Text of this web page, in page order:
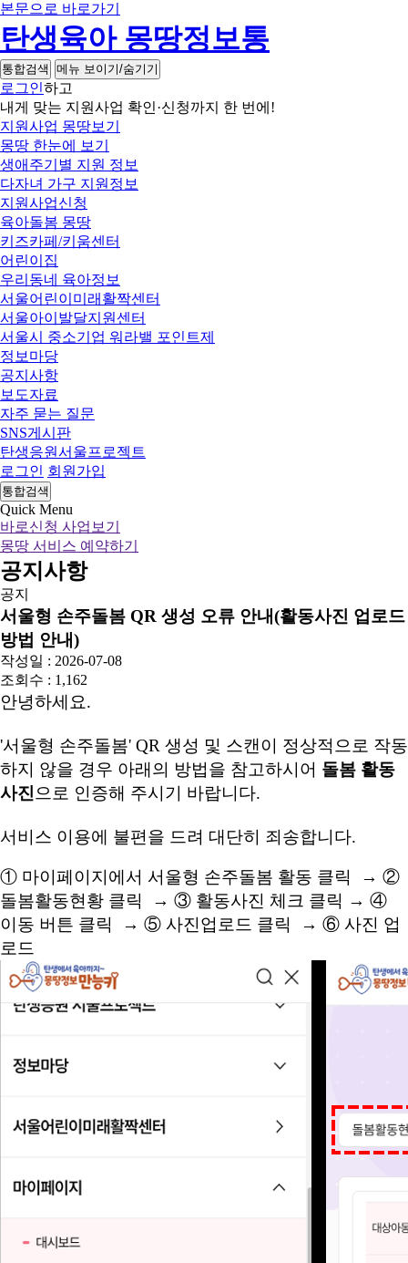
본문으로 바로가기
탄생육아 몽땅정보통
통합검색 메뉴 보이기/숨기기
로그인하고
내게 맞는 지원사업 확인·신청까지 한 번에!
지원사업 몽땅보기
몽땅 한눈에 보기
생애주기별 지원 정보
다자녀 가구 지원정보
지원사업신청
육아돌봄 몽땅
키즈카페/키움센터
어린이집
우리동네 육아정보
서울어린이미래활짝센터
서울아이발달지원센터
서울시 중소기업 워라밸 포인트제
정보마당
공지사항
보도자료
자주 묻는 질문
SNS게시판
탄생응원서울프로젝트
로그인 회원가입
통합검색
Quick Menu
바로신청 사업보기
몽땅 서비스 예약하기
공지사항
공지
서울형 손주돌봄 QR 생성 오류 안내(활동사진 업로드
방법 안내)
작성일 : 2026-07-08
조회수 : 1,162
안녕하세요.
'서울형 손주돌봄' QR 생성 및 스캔이 정상적으로 작동
하지 않을 경우 아래의 방법을 참고하시어 돌봄 활동
사진 으로 인증해 주시기 바랍니다.
서비스 이용에 불편을 드려 대단히 죄송합니다.
① 마이페이지에서 서울형 손주돌봄 활동 클릭 → ②
돌봄활동현황 클릭 → ③ 활동사진 체크 클릭 → ④
이동 버튼 클릭 → ⑤ 사진업로드 클릭 → ⑥ 사진 업
로드